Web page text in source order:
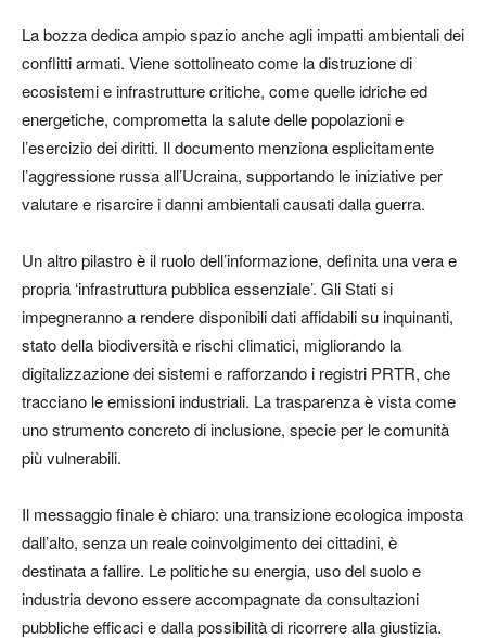
La bozza dedica ampio spazio anche agli impatti ambientali dei
conflitti armati. Viene sottolineato come la distruzione di
ecosistemi e infrastrutture critiche, come quelle idriche ed
energetiche, comprometta la salute delle popolazioni e
l’esercizio dei diritti. Il documento menziona esplicitamente
l’aggressione russa all’Ucraina, supportando le iniziative per
valutare e risarcire i danni ambientali causati dalla guerra.
Un altro pilastro è il ruolo dell’informazione, definita una vera e
propria ‘infrastruttura pubblica essenziale’. Gli Stati si
impegneranno a rendere disponibili dati affidabili su inquinanti,
stato della biodiversità e rischi climatici, migliorando la
digitalizzazione dei sistemi e rafforzando i registri PRTR, che
tracciano le emissioni industriali. La trasparenza è vista come
uno strumento concreto di inclusione, specie per le comunità
più vulnerabili.
Il messaggio finale è chiaro: una transizione ecologica imposta
dall’alto, senza un reale coinvolgimento dei cittadini, è
destinata a fallire. Le politiche su energia, uso del suolo e
industria devono essere accompagnate da consultazioni
pubbliche efficaci e dalla possibilità di ricorrere alla giustizia.